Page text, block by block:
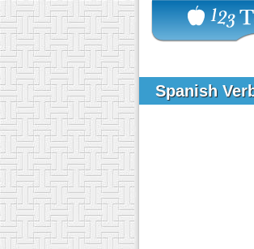
Spanish